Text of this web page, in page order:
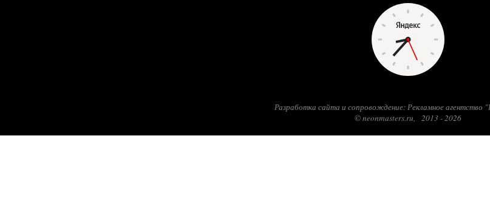
Разработка сайта и сопровождение: Рекламное агентство
© neonmasters.ru, 2013 - 2026